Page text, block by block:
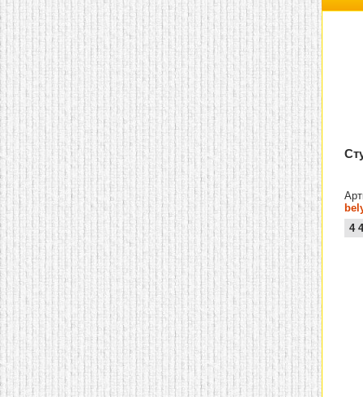
домашнем использовании.
Эта мебель имеет
некоторые преимущества
перед той же стенкой для
гостиной, к примеру,
поскольку она более
легкая и не загромождает
пространство. В спальне
этот предмет можно
поставить у изголовья
кровати, чтобы заполнить
пустующее там
место.
Также стеллажи
очень часто используют в
качестве разграничителей
комнаты, например, на
рабочую зону и
пространство для отдыха.
Особенно это актуально
для однокомнатных
квартир.
4